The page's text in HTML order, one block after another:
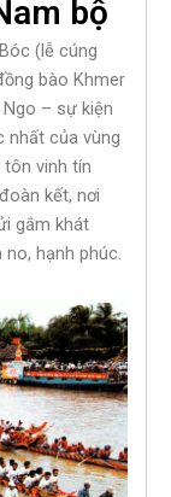
bộ
(lễ cúng
bào Khmer
– sự kiện
nhất của vùng
vinh tín
kết, nơi
gắm khát
hạnh phúc.